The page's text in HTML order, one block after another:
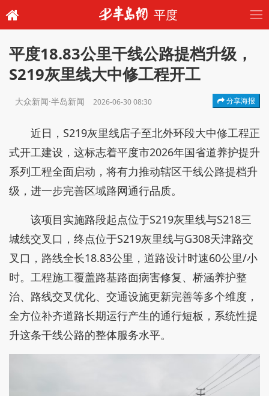
平度
平度18.83公里干线公路提档升级，
S219灰里线大中修工程开工
大众新闻·半岛新闻 2026-06-30 08:30 分享海报
近日，S219灰里线店子至北外环段大中修工程正
式开工建设，这标志着平度市2026年国省道养护提升
系列工程全面启动，将有力推动辖区干线公路提档升
级，进一步完善区域路网通行品质。
该项目实施路段起点位于S219灰里线与S218三
城线交叉口，终点位于S219灰里线与G308天津路交
叉口，路线全长18.83公里，道路设计时速60公里/小
时。工程施工覆盖路基路面病害修复、桥涵养护整
治、路线交叉优化、交通设施更新完善等多个维度，
全方位补齐道路长期运行产生的通行短板，系统性提
升这条干线公路的整体服务水平。